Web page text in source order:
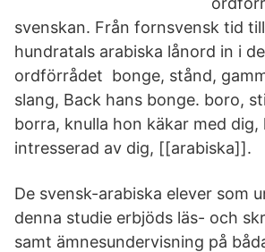
svenskan. Från fornsvensk tid
hundratals arabiska lånord in i
ordförrådet bonge, stånd,
slang, Back hans bonge. boro,
borra, knulla hon käkar med dig,
intresserad av dig, [[arabiska]].
De svensk-arabiska elever som
denna studie erbjöds läs- och
samt ämnesundervisning på